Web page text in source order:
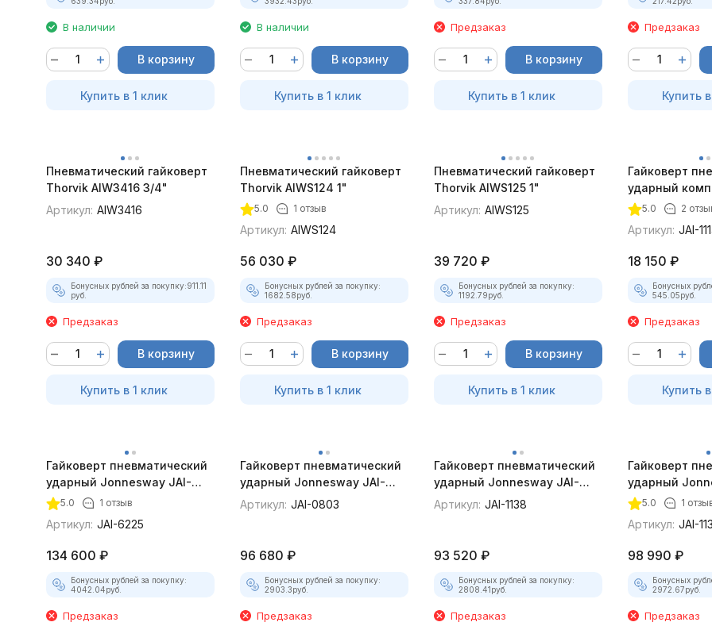
В наличии
В корзину
Купить в 1 клик
В наличии
В корзину
Купить в 1 клик
Предзаказ
В корзину
Купить в 1 клик
Предзаказ
Купить
Пневматический гайковерт
Thorvik AIW3416 3/4"
Артикул: AIW3416
30 340 ₽
Бонусных рублей за покупку:911.11
руб.
Предзаказ
В корзину
Купить в 1 клик
Пневматический гайковерт
Thorvik AIWS124 1"
5.0 1 отзыв
Артикул: AIWS124
56 030 ₽
Бонусных рублей за покупку:
1682.58руб.
Предзаказ
В корзину
Купить в 1 клик
Пневматический гайковерт
Thorvik AIWS125 1"
Артикул: AIWS125
39 720 ₽
Бонусных рублей за покупку:
1192.79руб.
Предзаказ
В корзину
Купить в 1 клик
Гайковерт
ударный
Jonnesway
5.0 2
Артикул: JAI-
18 150 ₽
Бонусных
545.05руб.
Предзаказ
Купить
Гайковерт пневматический
ударный Jonnesway JAI-
6225 1"DR 3000 об/мин.,
5.0 1 отзыв
Артикул: JAI-6225
134 600 ₽
Бонусных рублей за покупку:
4042.04руб.
Предзаказ
Гайковерт пневматический
ударный Jonnesway JAI-
0803 1"DR 3500 об/мин.,
2445 Нм
Артикул: JAI-0803
96 680 ₽
Бонусных рублей за покупку:
2903.3руб.
Предзаказ
Гайковерт пневматический
ударный Jonnesway JAI-
1138 1"DR 5000 об/мин., 2712
Нм
Артикул: JAI-1138
93 520 ₽
Бонусных рублей за покупку:
2808.41руб.
Предзаказ
Гайковерт
ударный
1138L 1"DR
5.0 1
Артикул: JAI-
98 990 ₽
Бонусных
2972.67руб.
Предзаказ